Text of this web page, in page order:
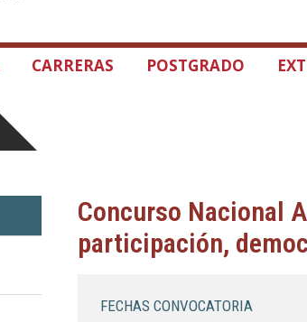
CARRERAS POSTGRADO
Concurso Nacional
participación,
FECHAS CONVOCATORIA